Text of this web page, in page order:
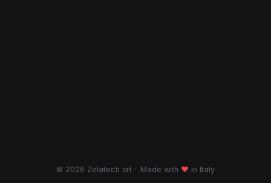
© 2026 Zelatech srl · Made with ♥ in Italy